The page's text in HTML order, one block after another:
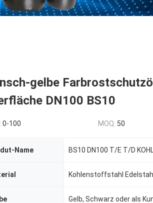
gelbe
DN100 BS10
0-100 MOQ: 50
Name
Kohlenstoffstahl Edelstahl
Gelb, Schwarz oder als